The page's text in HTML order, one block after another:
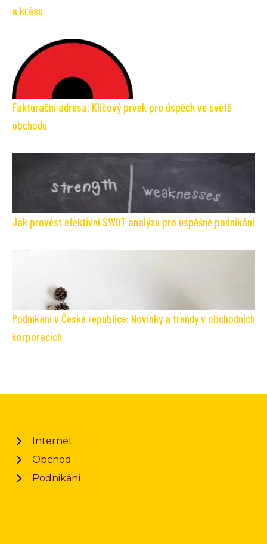
a krásu
Fakturační adresa: Klíčový prvek pro úspěch ve světě
obchodu
Jak provést efektivní SWOT analýzu pro úspěšné podnikání
Podnikání v České republice: Novinky a trendy v obchodních
korporacích
Internet
Obchod
Podnikání